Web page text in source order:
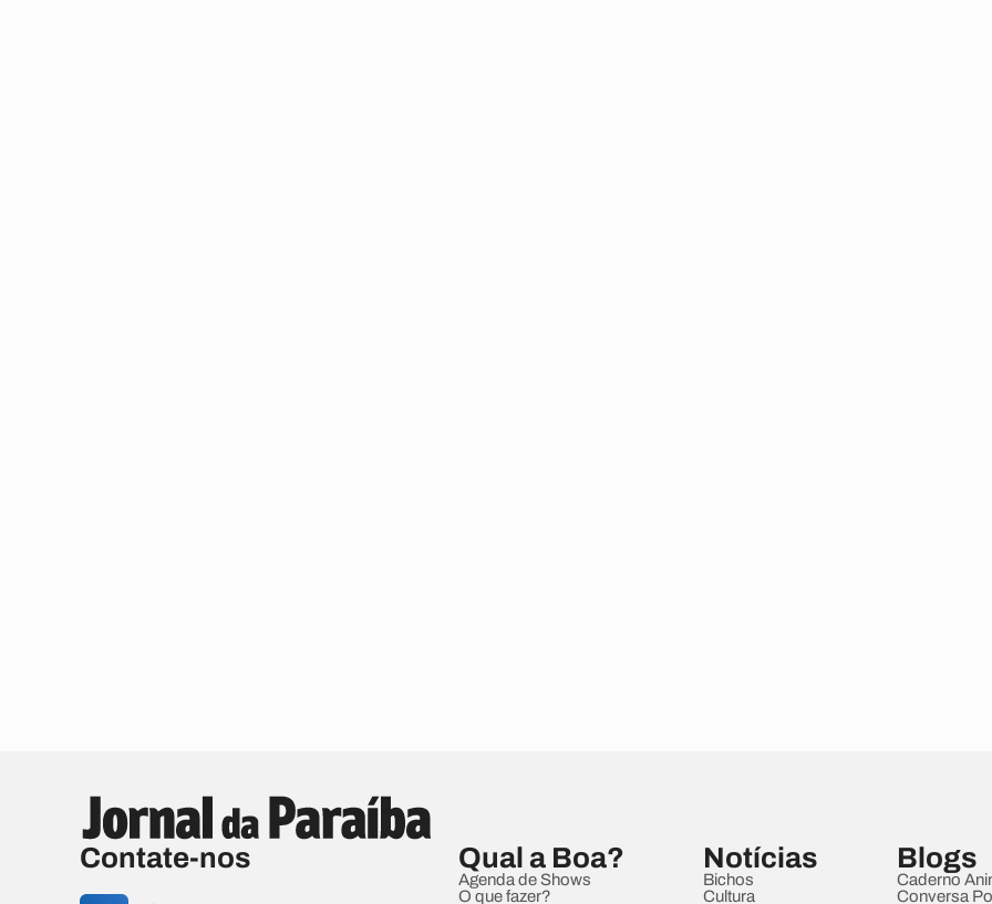
Contate-nos Qual a Boa?
Agenda de Shows
O que fazer?
Notícias
Bichos
Cultura
Blogs
Caderno
Conversa